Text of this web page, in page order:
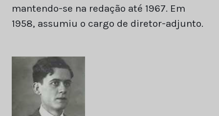
mantendo-se na redação até 1967. Em
1958, assumiu o cargo de diretor-adjunto.